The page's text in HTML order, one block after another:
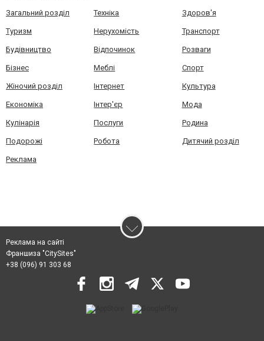
Загальний розділ Техніка Здоров'я
Туризм Нерухомість Транспорт
Будівництво Відпочинок Розваги
Бізнес Меблі Спорт
Жіночий розділ Інтернет Культура
Економіка Інтер'єр Мода
Кулінарія Послуги Родина
Подорожі Робота Дитячий розділ
Реклама
Реклама на сайті
Франшиза "CitySites"
+38 (096) 91 303 68